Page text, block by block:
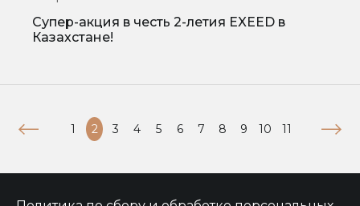
Супер-акция в честь 2-летия EXEED в
Казахстане!
1 2 3 4 5 6 7 8 9 10 11